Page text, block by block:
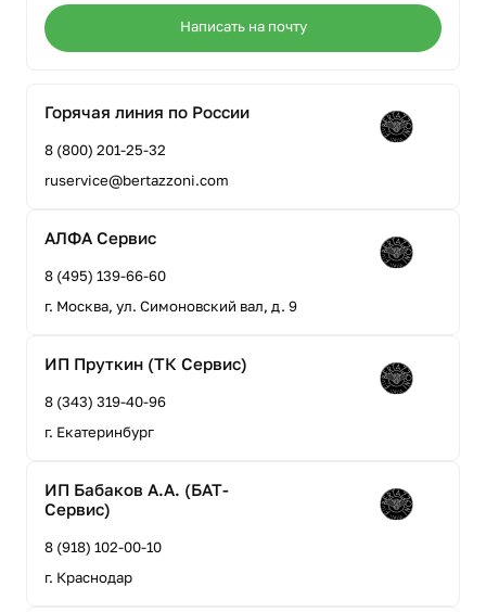
Написать на почту
Горячая линия по России
8 (800) 201-25-32
ruservice@bertazzoni.com
АЛФА Сервис
8 (495) 139-66-60
г. Москва, ул. Симоновский вал, д. 9
ИП Пруткин (ТК Сервис)
8 (343) 319-40-96
г. Екатеринбург
ИП Бабаков А.А. (БАТ-
Сервис)
8 (918) 102-00-10
г. Краснодар